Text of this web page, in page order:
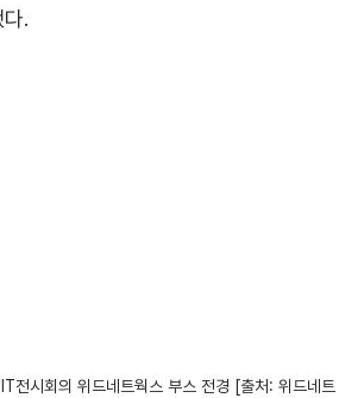
.
전시회의 위드네트웍스 부스 전경 [출처: 위드네트